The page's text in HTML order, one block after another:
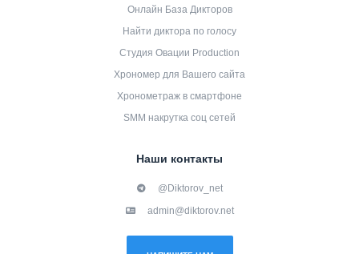
Онлайн База Дикторов
Найти диктора по голосу
Студия Овации Production
Хрономер для Вашего сайта
Хронометраж в смартфоне
SMM накрутка соц сетей
Наши контакты
@Diktorov_net
admin@diktorov.net